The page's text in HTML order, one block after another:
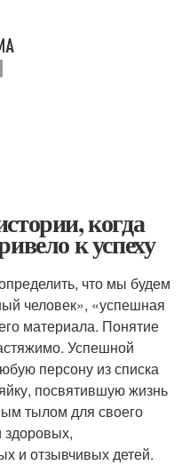
когда
к успеху
что мы будем
человек», «успешная
материала. Понятие
Успешной
персону из списка
посвятившую жизнь
тылом для своего
здоровых,
и отзывчивых детей.